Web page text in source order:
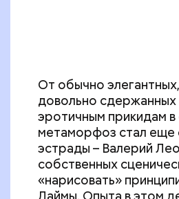
От обычно
довольно сдержанных
эротичным прикидам
метаморфоз стал еще
эстрады – Валерий
собственных
«нарисовать»